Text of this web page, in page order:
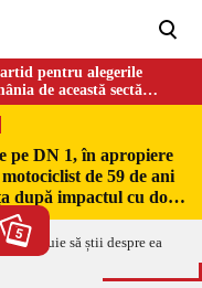
pentru alegerile
de această sectă
pe DN 1, în apropiere
de 59 de ani
după impactul cu două
5